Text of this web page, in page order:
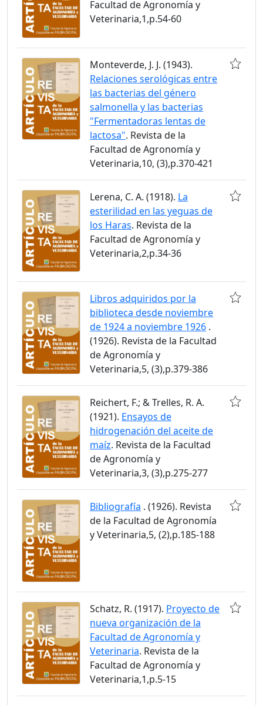
Facultad de Agronomía y
Veterinaria,1,p.54-60
Monteverde, J. J. (1943).
Relaciones serológicas entre
las bacterias del género
salmonella y las bacterias
"Fermentadoras lentas de
lactosa". Revista de la
Facultad de Agronomía y
Veterinaria,10, (3),p.370-421
Lerena, C. A. (1918). La
esterilidad en las yeguas de
los Haras. Revista de la
Facultad de Agronomía y
Veterinaria,2,p.34-36
Libros adquiridos por la
biblioteca desde noviembre
de 1924 a noviembre 1926 .
(1926). Revista de la Facultad
de Agronomía y
Veterinaria,5, (3),p.379-386
Reichert, F.; & Trelles, R. A.
(1921). Ensayos de
hidrogenación del aceite de
maíz. Revista de la Facultad
de Agronomía y
Veterinaria,3, (3),p.275-277
Bibliografía . (1926). Revista
de la Facultad de Agronomía
y Veterinaria,5, (2),p.185-188
Schatz, R. (1917). Proyecto de
nueva organización de la
Facultad de Agronomía y
Veterinaria. Revista de la
Facultad de Agronomía y
Veterinaria,1,p.5-15